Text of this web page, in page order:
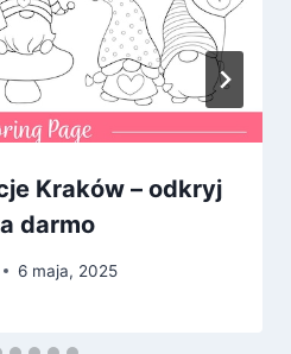
Kraków – odkryj
darmo
6 maja, 2025